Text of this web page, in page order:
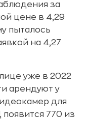
за
цене в 4,29
пыталось
на 4,27
уже в 2022
арендуют у
для
770 из